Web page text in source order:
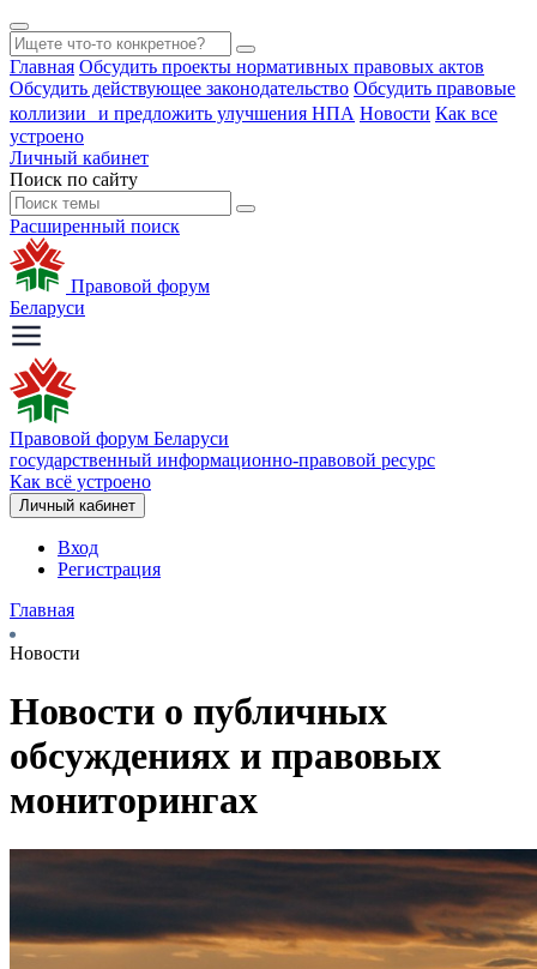
Главная Обсудить проекты нормативных правовых актов
Обсудить действующее законодательство Обсудить правовые
коллизии и предложить улучшения НПА Новости Как все
устроено
Личный кабинет
Поиск по сайту
Расширенный поиск
Правовой форум
Беларуси
Правовой форум Беларуси
государственный информационно-правовой ресурс
Как всё устроено
Личный кабинет
Вход
Регистрация
Главная
Новости
Новости о публичных
обсуждениях и правовых
мониторингах